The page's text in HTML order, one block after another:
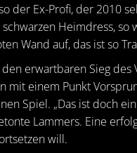
der Ex-Profi, der 2010
Heimdress, so
Wand auf, das ist so
erwartbaren Sieg
mit einem Punkt
Spiel. „Das ist doch
Lammers. Eine
will.